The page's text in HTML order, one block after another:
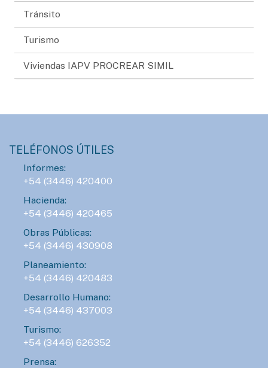
Tránsito
Turismo
Viviendas IAPV PROCREAR SIMIL
TELÉFONOS ÚTILES
Informes:
+54 (3446) 420400
Hacienda:
+54 (3446) 420465
Obras Públicas:
+54 (3446) 430908
Planeamiento:
+54 (3446) 420483
Desarrollo Humano:
+54 (3446) 437003
Turismo:
+54 (3446) 626352
Prensa: